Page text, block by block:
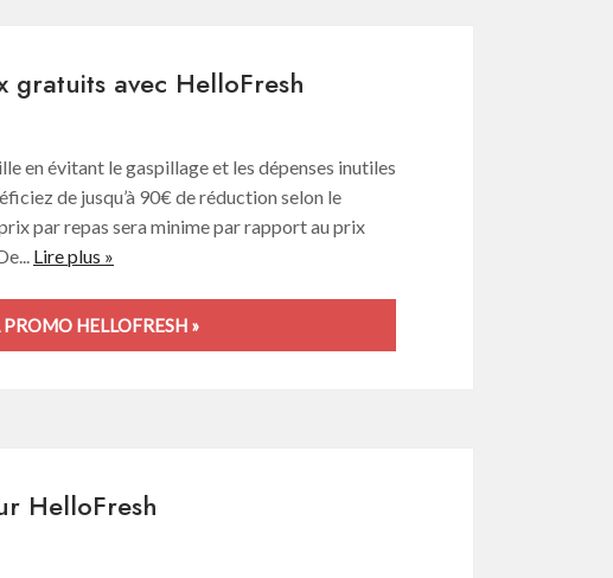
avec HelloFresh
en évitant le gaspillage et les dépenses inutiles
de jusqu’à 90€ de réduction selon le
par repas sera minime par rapport au prix
Lire plus »
HELLOFRESH »
HelloFresh